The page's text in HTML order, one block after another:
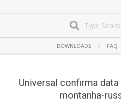
Navigation
DOWNLOADS FAQ
Universal confirma
montanha-